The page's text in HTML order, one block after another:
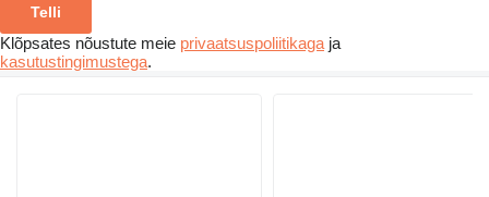
Telli
Klõpsates nõustute meie privaatsuspoliitikaga ja
kasutustingimustega.